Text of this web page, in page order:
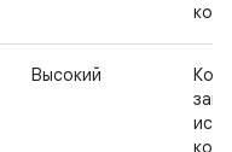
Высокий